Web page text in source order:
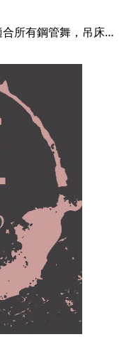
ME Pole工作室 - Mighty Elegant，適合所有鋼管舞，吊床，Ariel絲綢，Lap舞和瑜伽愛好者的地方，以完善他們的動作。